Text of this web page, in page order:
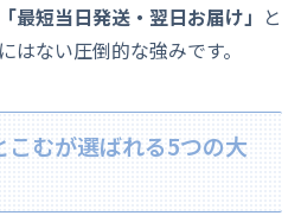
「最短当日発送・翌日お届け」 と
はない圧倒的な強みです。
むが選ばれる5つの大